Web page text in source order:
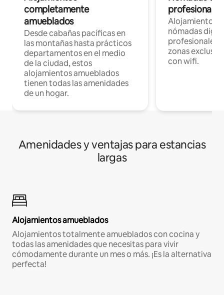
completamente
amueblados
Desde cabañas pacíficas en
las montañas hasta prácticos
departamentos en el medio
de la ciudad, estos
alojamientos amueblados
tienen todas las amenidades
de un hogar.
Alojamientos
nómadas
profesionales
zonas
con wifi.
Amenidades y ventajas para estancias
largas
Alojamientos amueblados
Alojamientos totalmente amueblados con cocina y
todas las amenidades que necesitas para vivir
cómodamente durante un mes o más. ¡Es la alternativa
perfecta!